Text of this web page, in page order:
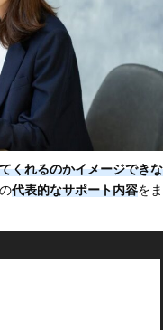
くれるのかイメージできな
代表的なサポート内容をま